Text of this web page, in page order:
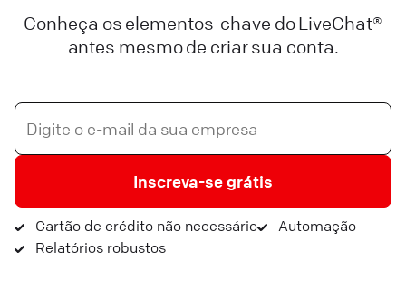
Conheça os elementos-chave do LiveChat®
antes mesmo de criar sua conta.
Inscreva-se grátis
Cartão de crédito não necessário
Automação
Relatórios robustos